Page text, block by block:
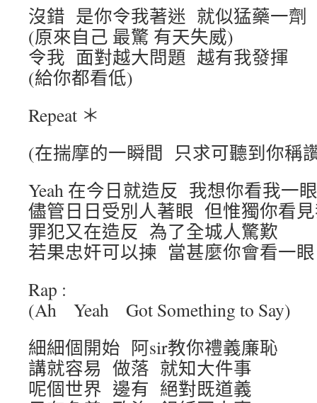
沒錯 是你令我著迷 就似猛藥一劑
(原來自己 最驚 有天失威)
令我 面對越大問題 越有我發揮
(給你都看低)
Repeat ＊
(在揣摩的一瞬間 只求可聽到你稱
Yeah 在今日就造反 我想你看我一眼
儘管日日受別人著眼 但惟獨你看
罪犯又在造反 為了全城人驚歎
若果忠奸可以揀 當甚麼你會看一眼
Rap :
(Ah Yeah Got Something to Say)
細細個開始 阿sir教你禮義廉恥
講就容易 做落 就知大件事
呢個世界 邊有 絕對既道義